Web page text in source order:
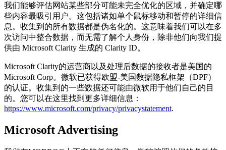
我们能够评估网站某些部分可能未完全优化的区域，并确定哪
些内容最吸引用户。这包括诸如单个鼠标移动和暂停的详细信
息。收集到的所有数据都是伪名化的。这意味着我们可以在多
次访问中整合数据，而无需了解个人身份，除非他们向我们提
供由 Microsoft Clarity 生成的 Clarity ID。
Microsoft Clarity的运营商以及处理后数据的接收者是美国的
Microsoft Corp。微软已获得欧盟-美国数据隐私框架（DPF）
的认证。收集到的一些数据还可能由微软用于他们自己的目
的。您可以在这里找到更多详细信息：
https://www.microsoft.com/privacy/privacystatement.
Microsoft Advertising